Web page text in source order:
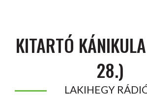
KITARTÓ
28.)
LAKIHEGY